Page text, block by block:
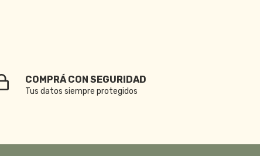
COMPRÁ CON SEGURIDAD
Tus datos siempre protegidos